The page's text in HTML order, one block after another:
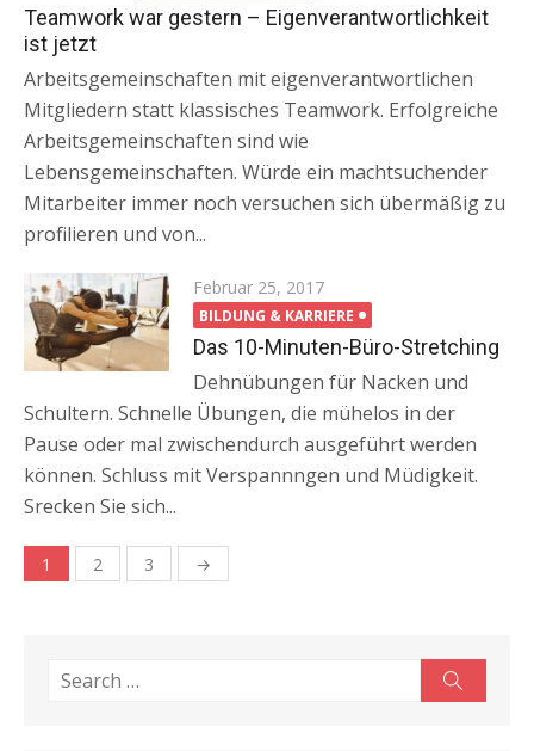
on
Teamwork war gestern – Eigenverantwortlichkeit
ist jetzt
Arbeitsgemeinschaften mit eigenverantwortlichen
Mitgliedern statt klassisches Teamwork. Erfolgreiche
Arbeitsgemeinschaften sind wie
Lebensgemeinschaften. Würde ein machtsuchender
Mitarbeiter immer noch versuchen sich übermäßig zu
profilieren und von...
Posted
on
Februar 25, 2017
BILDUNG & KARRIERE
Das 10-Minuten-Büro-Stretching
Dehnübungen für Nacken und
Schultern. Schnelle Übungen, die mühelos in der
Pause oder mal zwischendurch ausgeführt werden
können. Schluss mit Verspannngen und Müdigkeit.
Srecken Sie sich...
Beitragsnavigation
1 2 3 →
Search